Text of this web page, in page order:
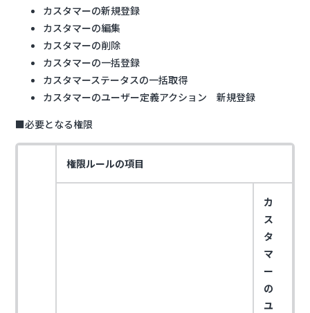
カスタマーの新規登録
カスタマーの編集
カスタマーの削除
カスタマーの一括登録
カスタマーステータスの一括取得
カスタマーのユーザー定義アクション 新規登録
■必要となる権限
権限ルールの項目
カ
ス
タ
マ
ー
の
ユ